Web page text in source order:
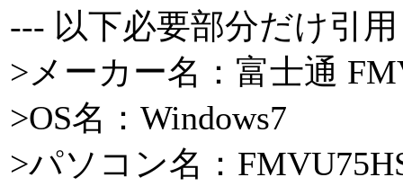
--- 以下必要部分だけ引
>メーカー名：富士通
>OS名：Windows7
>パソコン名：